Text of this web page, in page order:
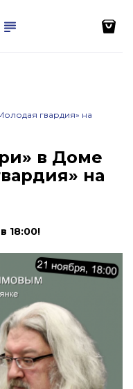
гвардия» на
в Доме
на
18:00!